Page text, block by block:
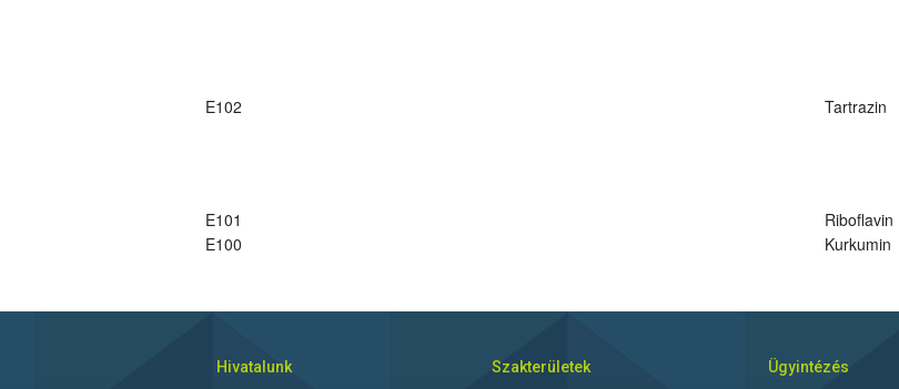
E102 Tartrazin
E101
Riboflavin
E100
Kurkumin
Hivatalunk Szakterületek Ügyintézés